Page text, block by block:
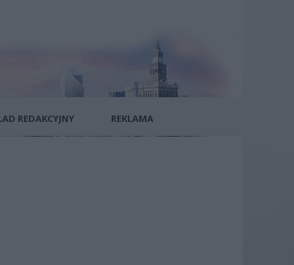
REDAKCYJNY REKLAMA